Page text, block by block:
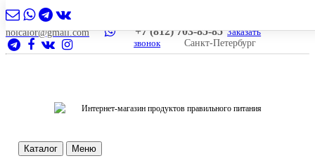
nolcalor@gmail.com +7 (812) 703-85-85 Заказать
звонок
Санкт-Петербург
Интернет-магазин продуктов правильного питания
Каталог Меню